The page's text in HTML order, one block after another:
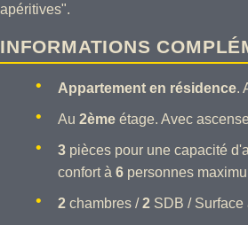
apéritives".
INFORMATIONS
Appartement en résidence.
Au 2ème étage. Avec
3 pièces pour une capacité
confort à 6 personnes
2 chambres /2 SDB / Surface